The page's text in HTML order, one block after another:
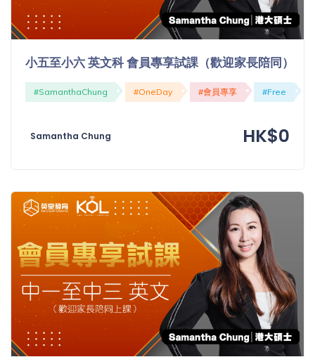
小五至小六 英文科 會員專享試課（歡迎家長陪同）
#SamanthaChung #OneDay #會員專享 #Free
Samantha Chung HK$0